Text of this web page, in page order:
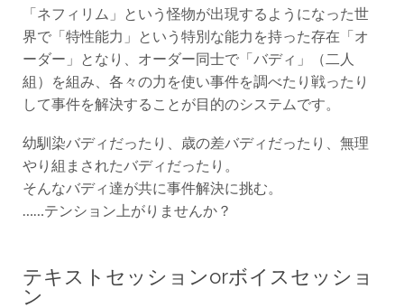
「ネフィリム」という怪物が出現するようになった世
界で「特性能力」という特別な能力を持った存在「オ
ーダー」となり、オーダー同士で「バディ」（二人
組）を組み、各々の力を使い事件を調べたり戦ったり
して事件を解決することが目的のシステムです。
幼馴染バディだったり、歳の差バディだったり、無理
やり組まされたバディだったり。
そんなバディ達が共に事件解決に挑む。
……テンション上がりませんか？
テキストセッションorボイスセッショ
ン